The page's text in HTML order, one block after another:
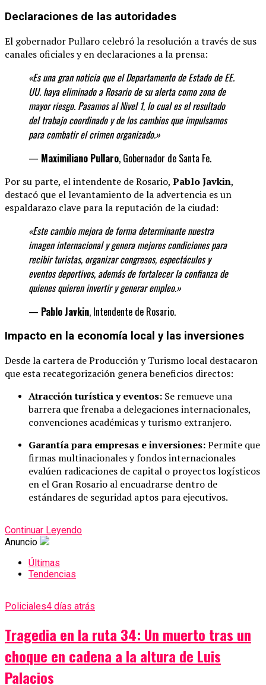
Declaraciones de las autoridades
El gobernador Pullaro celebró la resolución a través de sus
canales oficiales y en declaraciones a la prensa:
«Es una gran noticia que el Departamento de Estado de EE.
UU. haya eliminado a Rosario de su alerta como zona de
mayor riesgo. Pasamos al Nivel 1, lo cual es el resultado
del trabajo coordinado y de los cambios que impulsamos
para combatir el crimen organizado.»
— Maximiliano Pullaro, Gobernador de Santa Fe.
Por su parte, el intendente de Rosario, Pablo Javkin,
destacó que el levantamiento de la advertencia es un
espaldarazo clave para la reputación de la ciudad:
«Este cambio mejora de forma determinantenuestra
imagen internacional y genera mejores condiciones para
recibir turistas, organizar congresos, espectáculos y
eventos deportivos, además de fortalecer la confianza de
quienes quieren invertir y generarempleo.»
— Pablo Javkin, Intendente de Rosario.
Impacto en la economía local y las inversiones
Desde la cartera de Producción y Turismo local destacaron
que esta recategorización genera beneficios directos:
Atracción turística y eventos: Se remueve una
barrera que frenaba a delegaciones internacionales,
convenciones académicas y turismo extranjero.
Garantía para empresas e inversiones:Permite que
firmas multinacionales y fondos internacionales
evalúen radicaciones de capital o proyectos logísticos
en el Gran Rosario al encuadrarse dentro de
estándares de seguridad aptos para ejecutivos.
Continuar Leyendo
Anuncio
Últimas
Tendencias
Policiales4 días atrás
Tragedia en la ruta 34: Un muerto tras un
choque en cadena a la altura de Luis
Palacios